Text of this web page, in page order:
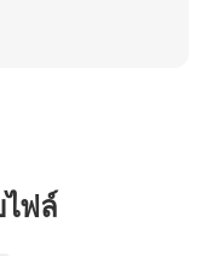
ไฟล์